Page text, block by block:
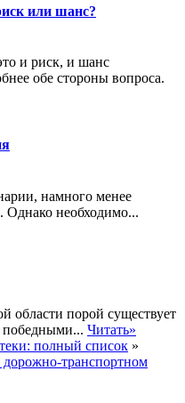
или шанс?
и риск, и шанс
обе стороны вопроса.
намного менее
Однако необходимо...
области порой существует
победными... Читать»
полный список »
дорожно-транспортном